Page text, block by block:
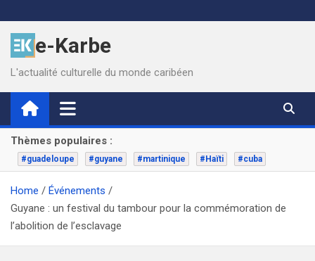
to
contente-Karbe
L'actualité culturelle du monde caribéen
Thèmes populaires :
#guadeloupe #guyane #martinique #Haïti #cuba
Home
Événements
Guyane : un festival du tambour pour la commémoration de
l’abolition de l’esclavage